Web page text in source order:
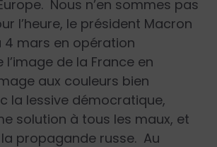
Nous n’en sommes pas
l’heure, le président Macron
4 mars en opération
de la France en
aux couleurs bien
la lessive démocratique,
solution à tous les maux, et
propagande russe. Au